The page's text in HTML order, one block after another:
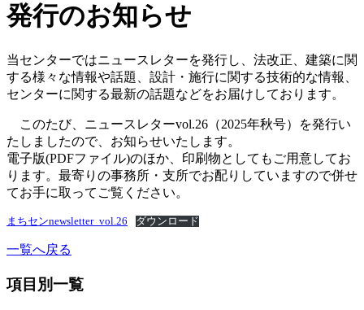
発行のお知らせ
当センターではニュースレターを発行し、法改正、建築に関
する様々な情報や話題、設計・施行に関する技術的な情報、
センターに関する最新の話題などをお届けしております。
このたび、ニュースレターvol.26（2025年秋号）を発行い
たしましたので、お知らせいたします。
電子版(PDFファイル)のほか、印刷物としてもご用意してお
ります。最寄りの事務所・支所でお配りしていますので併せ
てお手に取ってご覧ください。
まちセンnewsletter_vol.26 ダウンロード
一覧へ戻る
項目別一覧